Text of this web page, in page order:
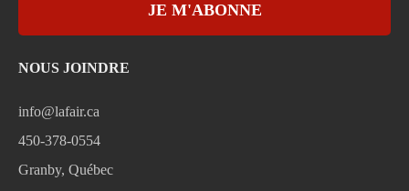
JE M'ABONNE
NOUS JOINDRE
info@lafair.ca
450-378-0554
Granby, Québec